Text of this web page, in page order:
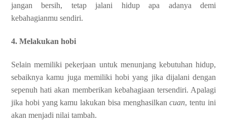
jangan bersih, tetap jalani hidup apa adanya demi
kebahagianmu sendiri.
4. Melakukan hobi
Selain memiliki pekerjaan untuk menunjang kebutuhan hidup,
sebaiknya kamu juga memiliki hobi yang jika dijalani dengan
sepenuh hati akan memberikan kebahagiaan tersendiri. Apalagi
jika hobi yang kamu lakukan bisa menghasilkancuan, tentu ini
akan menjadi nilai tambah.